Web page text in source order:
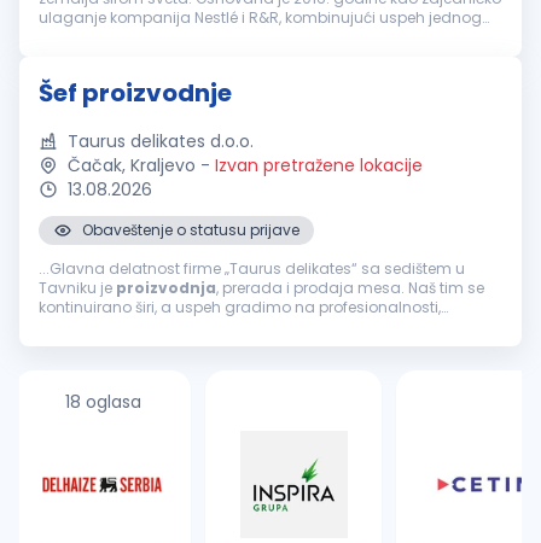
ulaganje kompanija Nestlé i R&R, kombinujući uspeh jednog
Šef proizvodnje
Taurus delikates d.o.o.
Čačak, Kraljevo - Izvan pretražene lokacije
13.08.2026
Obaveštenje o statusu prijave
...Glavna delatnost firme „Taurus delikates“ sa sedištem u
Tavniku je proizvodnja, prerada i prodaja mesa. Naš tim se
kontinuirano širi, a uspeh gradimo na profesionalnosti,
18 oglasa